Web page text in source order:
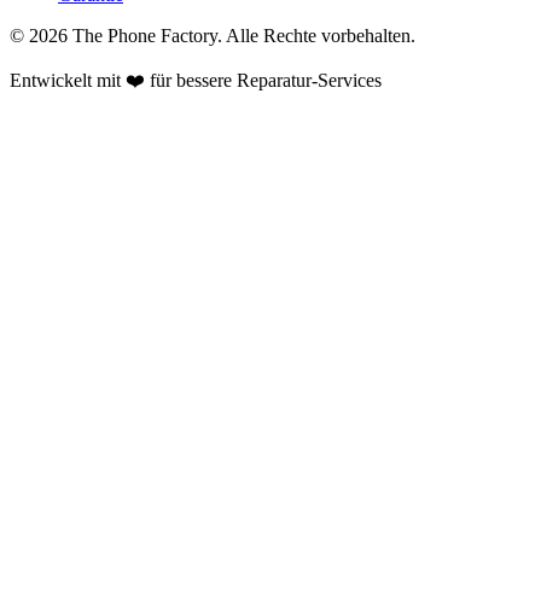
© 2026 The Phone Factory. Alle Rechte vorbehalten.
Entwickelt mit ❤️ für bessere Reparatur-Services